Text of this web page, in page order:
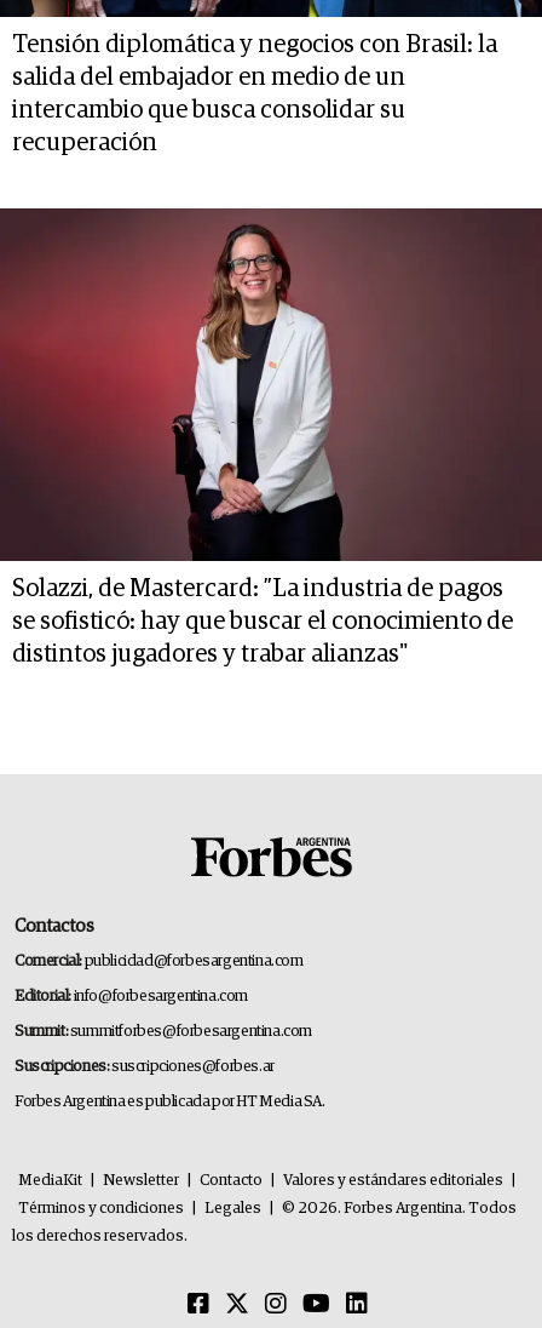
Tensión diplomática y negocios con Brasil: la
salida del embajador en medio de un
intercambio que busca consolidar su
recuperación
Solazzi, de Mastercard: ”La industria de pagos
se sofisticó: hay que buscar el conocimiento de
distintos jugadores y trabar alianzas"
Contactos
Comercial:publicidad@forbesargentina.com
Editorial:info@forbesargentina.com
Summit:summitforbes@forbesargentina.com
Suscripciones:suscripciones@forbes.ar
Forbes Argentina es publicada por HT Media SA.
MediaKit Newsletter Contacto Valores y estándares editoriales
Términos y condiciones
Legales
© 2026. Forbes Argentina. Todos
los derechos reservados.